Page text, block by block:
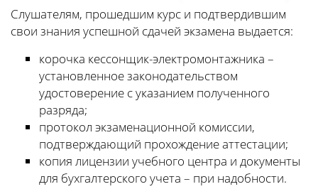
Слушателям, прошедшим курс и подтвердившим
свои знания успешной сдачей экзамена выдается:
корочка кессонщик-электромонтажника –
установленное законодательством
удостоверение с указанием полученного
разряда;
протокол экзаменационной комиссии,
подтверждающий прохождение аттестации;
копия лицензии учебного центра и документы
для бухгалтерского учета – при надобности.